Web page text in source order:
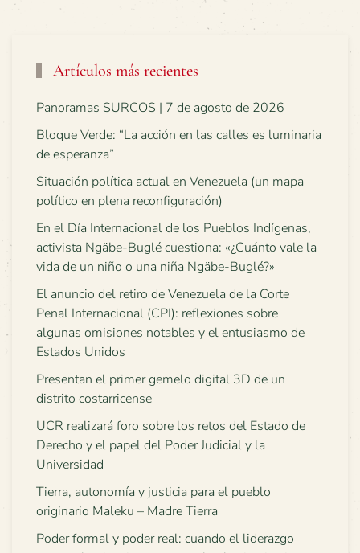
Artículos más recientes
Panoramas SURCOS | 7 de agosto de 2026
Bloque Verde: “La acción en las calles es luminaria
de esperanza”
Situación política actual en Venezuela (un mapa
político en plena reconfiguración)
En el Día Internacional de los Pueblos Indígenas,
activista Ngäbe-Buglé cuestiona: «¿Cuánto vale la
vida de un niño o una niña Ngäbe-Buglé?»
El anuncio del retiro de Venezuela de la Corte
Penal Internacional (CPI): reflexiones sobre
algunas omisiones notables y el entusiasmo de
Estados Unidos
Presentan el primer gemelo digital 3D de un
distrito costarricense
UCR realizará foro sobre los retos del Estado de
Derecho y el papel del Poder Judicial y la
Universidad
Tierra, autonomía y justicia para el pueblo
originario Maleku – Madre Tierra
Poder formal y poder real: cuando el liderazgo